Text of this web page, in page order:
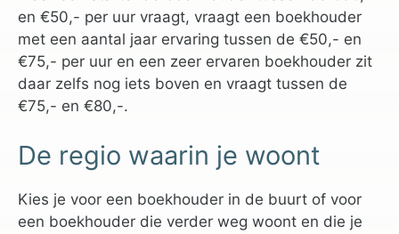
en €50,- per uur vraagt, vraagt een boekhouder
met een aantal jaar ervaring tussen de €50,- en
€75,- per uur en een zeer ervaren boekhouder zit
daar zelfs nog iets boven en vraagt tussen de
€75,- en €80,-.
De regio waarin je woont
Kies je voor een boekhouder in de buurt of voor
een boekhouder die verder weg woont en die je